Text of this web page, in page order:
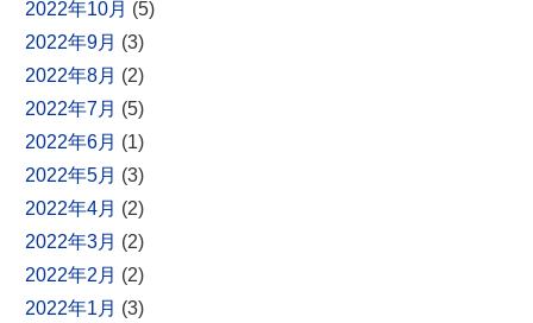
2022年10月 (5)
2022年9月 (3)
2022年8月 (2)
2022年7月 (5)
2022年6月 (1)
2022年5月 (3)
2022年4月 (2)
2022年3月 (2)
2022年2月 (2)
2022年1月 (3)